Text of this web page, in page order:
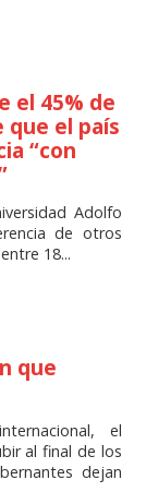
el 45% de
que el país
“con
Adolfo
de otros
18...
que
el
al final de los
dejan